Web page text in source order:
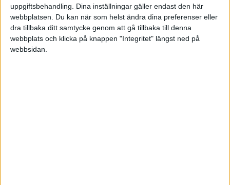
uppgiftsbehandling. Dina inställningar gäller endast den här
webbplatsen. Du kan när som helst ändra dina preferenser eller
dra tillbaka ditt samtycke genom att gå tillbaka till denna
webbplats och klicka på knappen "Integritet" längst ned på
webbsidan.
Skicka ett mejl till patrik(at)foretagande.se om du
känner att du är rätt person.